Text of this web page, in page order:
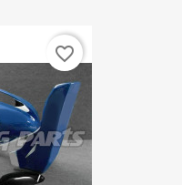
favorite_border